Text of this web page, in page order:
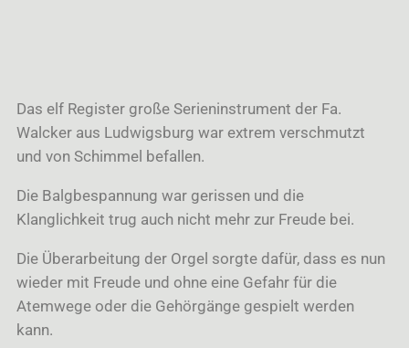
Das elf Register große Serieninstrument der Fa.
Walcker aus Ludwigsburg war extrem verschmutzt
und von Schimmel befallen.
Die Balgbespannung war gerissen und die
Klanglichkeit trug auch nicht mehr zur Freude bei.
Die Überarbeitung der Orgel sorgte dafür, dass es nun
wieder mit Freude und ohne eine Gefahr für die
Atemwege oder die Gehörgänge gespielt werden
kann.